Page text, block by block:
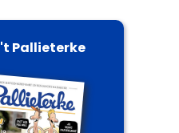
't Pallieterke